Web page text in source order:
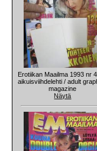
Erotiikan Maailma 1993 nr
aikuisviihdelehti / adult
magazine
Näytä